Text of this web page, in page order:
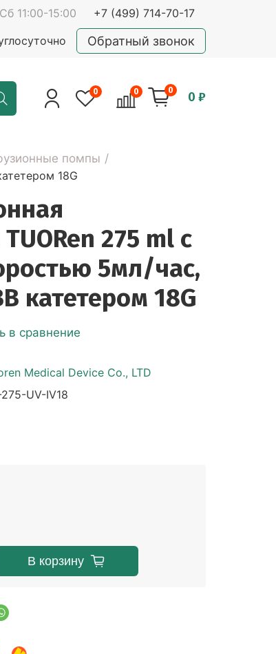
11:00-15:00 +7 (499) 714-70-17
Обратный звонок
0 0 0 0 ₽
помпы
18G
275 ml с
5мл/час,
катетером 18G
в сравнение
Medical Device Co., LTD
UV-IV18
В корзину